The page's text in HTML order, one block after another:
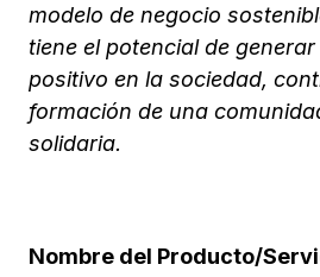
modelo de negocio
tiene el potencial de
positivo en la sociedad,
formación de una
solidaria.
Nombre del Producto/